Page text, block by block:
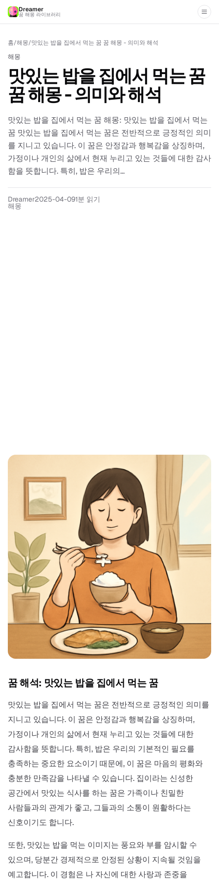
Dreamer
꿈 해몽 라이브러리
홈/해몽/맛있는 밥을 집에서 먹는 꿈 꿈 해몽 - 의미와 해석
해몽
맛있는 밥을 집에서 먹는 꿈
꿈 해몽 - 의미와 해석
맛있는 밥을 집에서 먹는 꿈 해몽: 맛있는 밥을 집에서 먹는
꿈 맛있는 밥을 집에서 먹는 꿈은 전반적으로 긍정적인 의미
를 지니고 있습니다. 이 꿈은 안정감과 행복감을 상징하며,
가정이나 개인의 삶에서 현재 누리고 있는 것들에 대한 감사
함을 뜻합니다. 특히, 밥은 우리의...
Dreamer2025-04-091분 읽기
해몽
꿈 해석: 맛있는 밥을 집에서 먹는 꿈
맛있는 밥을 집에서 먹는 꿈은 전반적으로 긍정적인 의미를
지니고 있습니다. 이 꿈은 안정감과 행복감을 상징하며,
가정이나 개인의 삶에서 현재 누리고 있는 것들에 대한
감사함을 뜻합니다. 특히, 밥은 우리의 기본적인 필요를
충족하는 중요한 요소이기 때문에, 이 꿈은 마음의 평화와
충분한 만족감을 나타낼 수 있습니다. 집이라는 신성한
공간에서 맛있는 식사를 하는 꿈은 가족이나 친밀한
사람들과의 관계가 좋고, 그들과의 소통이 원활하다는
신호이기도 합니다.
또한, 맛있는 밥을 먹는 이미지는 풍요와 부를 암시할 수
있으며, 당분간 경제적으로 안정된 상황이 지속될 것임을
예고합니다. 이 경험은 나 자신에 대한 사랑과 존중을